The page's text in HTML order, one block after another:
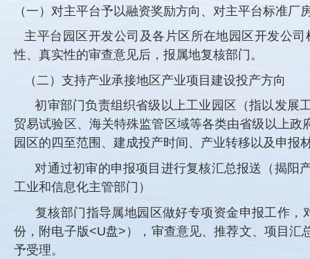
（一）对主平台予以融资奖励方向、对主平台标准厂
主平台园区开发公司及各片区所在地园区开发公
性、真实性的审查意见后，报属地复核部门。
（二）支持产业承接地区产业项目建设投产方向
初审部门负责组织省级以上工业园区（指以发展
贸易试验区、海关特殊监管区域等各类由省级以上
园区的四至范围、建成投产时间、产业转移以及申
对通过初审的申报项目进行复核汇总报送（揭阳
工业和信息化主管部门）
复核部门指导属地园区做好专项资金申报工作
份，附电子版<U盘>），审查意见、推荐文、项目
予受理。